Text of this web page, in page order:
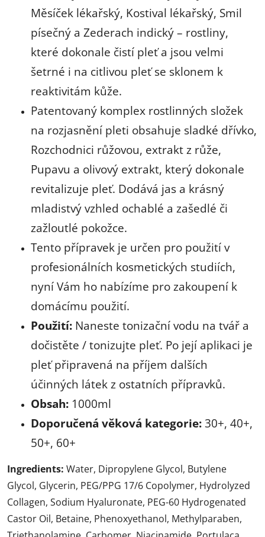
Měsíček lékařský, Kostival lékařský, Smil
písečný a Zederach indický – rostliny,
které dokonale čistí pleť a jsou velmi
šetrné i na citlivou pleť se sklonem k
reaktivitám kůže.
Patentovaný komplex rostlinných složek
na rozjasnění pleti obsahuje sladké dřívko,
Rozchodnici růžovou, extrakt z růže,
Pupavu a olivový extrakt, který dokonale
revitalizuje pleť. Dodává jas a krásný
mladistvý vzhled ochablé a zašedlé či
zažloutlé pokožce.
Tento přípravek je určen pro použití v
profesionálních kosmetických studiích,
nyní Vám ho nabízíme pro zakoupení k
domácímu použití.
Použití: Naneste tonizační vodu na tvář a
dočistěte / tonizujte pleť. Po její aplikaci je
pleť připravená na příjem dalších
účinných látek z ostatních přípravků.
Obsah: 1000ml
Doporučená věková kategorie: 30+, 40+,
50+, 60+
Ingredients: Water, Dipropylene Glycol, Butylene
Glycol, Glycerin, PEG/PPG 17/6 Copolymer, Hydrolyzed
Collagen, Sodium Hyaluronate, PEG-60 Hydrogenated
Castor Oil, Betaine, Phenoxyethanol, Methylparaben,